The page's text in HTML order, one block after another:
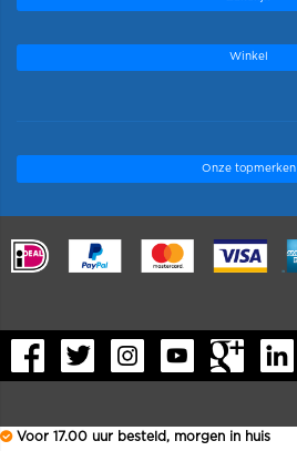
Winkel
Onze topmerken
.
Voor 17.00 uur besteld, morgen in huis